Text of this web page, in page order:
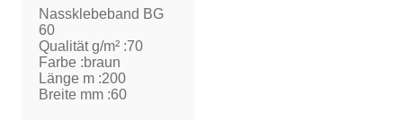
Nassklebeband BG
60
Qualität g/m² :70
Farbe :braun
Länge m :200
Breite mm :60